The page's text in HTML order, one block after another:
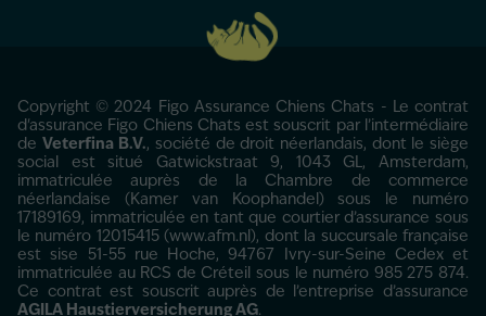
Copyright © 2024 Figo Assurance Chiens Chats - Le contrat
d'assurance Figo Chiens Chats est souscrit par l’intermédiaire
de Veterfina B.V., société de droit néerlandais, dont le siège
social est situé Gatwickstraat 9, 1043 GL, Amsterdam,
immatriculée auprès de la Chambre de commerce
néerlandaise (Kamer van Koophandel) sous le numéro
17189169, immatriculée en tant que courtier d’assurance sous
le numéro 12015415 (www.afm.nl), dont la succursale française
est sise 51-55 rue Hoche, 94767 Ivry-sur-Seine Cedex et
immatriculée au RCS de Créteil sous le numéro 985 275 874.
Ce contrat est souscrit auprès de l’entreprise d’assurance
AGILA Haustierversicherung AG.